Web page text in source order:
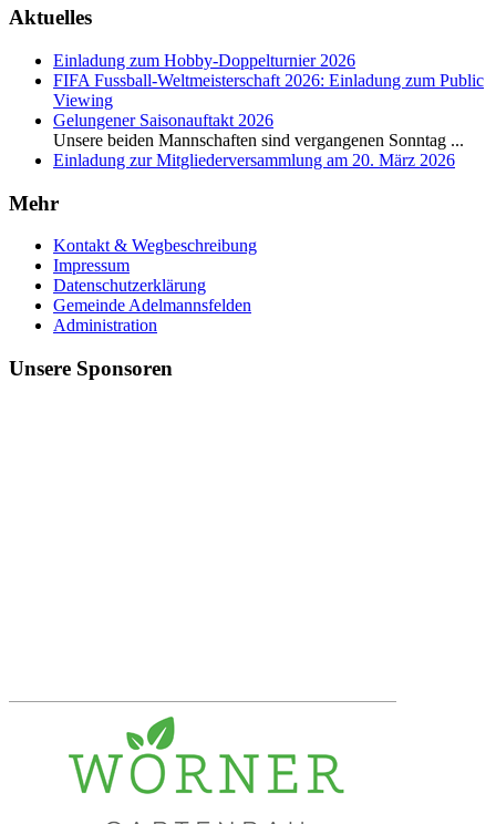
Aktuelles
Einladung zum Hobby-Doppelturnier 2026
FIFA Fussball-Weltmeisterschaft 2026: Einladung zum Public
Viewing
Gelungener Saisonauftakt 2026
Unsere beiden Mannschaften sind vergangenen Sonntag ...
Einladung zur Mitgliederversammlung am 20. März 2026
Mehr
Kontakt & Wegbeschreibung
Impressum
Datenschutzerklärung
Gemeinde Adelmannsfelden
Administration
Unsere Sponsoren